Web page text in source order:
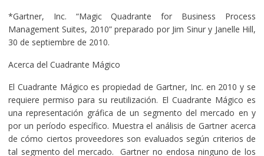
*Gartner, Inc. “Magic Quadrante for Business Process
Management Suites, 2010” preparado por Jim Sinur y Janelle Hill,
30 de septiembre de 2010.
Acerca del Cuadrante Mágico
El Cuadrante Mágico es propiedad de Gartner, Inc. en 2010 y se
requiere permiso para su reutilización. El Cuadrante Mágico es
una representación gráfica de un segmento del mercado en y
por un período específico. Muestra el análisis de Gartner acerca
de cómo ciertos proveedores son evaluados según criterios de
tal segmento del mercado. Gartner no endosa ninguno de los